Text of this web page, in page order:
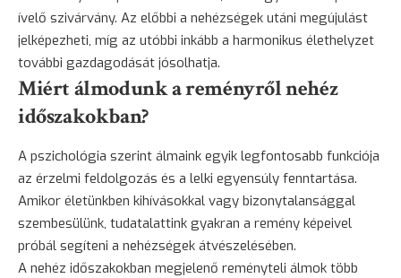
ívelő szivárvány. Az előbbi a nehézségek utáni megújulást
jelképezheti, míg az utóbbi inkább a harmonikus élethelyzet
további gazdagodását jósolhatja.
Miért álmodunk a reményről nehéz
időszakokban?
A pszichológia szerint álmaink egyik legfontosabb funkciója
az érzelmi feldolgozás és a lelki egyensúly fenntartása.
Amikor életünkben kihívásokkal vagy bizonytalansággal
szembesülünk, tudatalattink gyakran a remény képeivel
próbál segíteni a nehézségek átvészelésében.
A nehéz időszakokban megjelenő reményteli álmok több